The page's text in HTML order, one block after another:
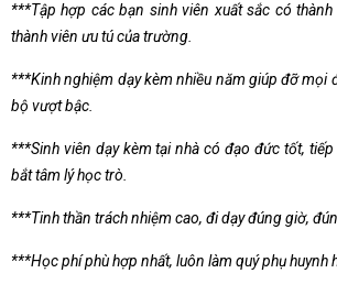
***Tập hợp các bạn sinh viên xuất sắc có
thành viên ưu tú của trường.
***Kinh nghiệm dạy kèm nhiều năm giúp đỡ mọi
bộ vượt bậc.
***Sinh viên dạy kèm tại nhà có đạo đức tốt,
bắt tâm lý học trò.
***Tinh thần trách nhiệm cao, đi dạy đúng giờ,
***Học phí phù hợp nhất, luôn làm quý phụ huynh